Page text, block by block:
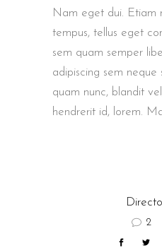
Nam eget dui. Etiam
tempus, tellus eget
sem quam semper
adipiscing sem neque
quam nunc, blandit
hendrerit id, lorem.
2